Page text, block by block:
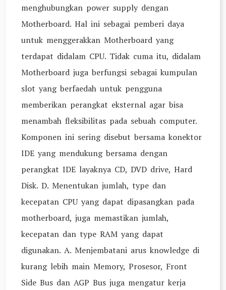
menghubungkan power supply dengan
Motherboard. Hal ini sebagai pemberi daya
untuk menggerakkan Motherboard yang
terdapat didalam CPU. Tidak cuma itu, didalam
Motherboard juga berfungsi sebagai kumpulan
slot yang berfaedah untuk pengguna
memberikan perangkat eksternal agar bisa
menambah fleksibilitas pada sebuah computer.
Komponen ini sering disebut bersama konektor
IDE yang mendukung bersama dengan
perangkat IDE layaknya CD, DVD drive, Hard
Disk. D. Menentukan jumlah, type dan
kecepatan CPU yang dapat dipasangkan pada
motherboard, juga memastikan jumlah,
kecepatan dan type RAM yang dapat
digunakan. A. Menjembatani arus knowledge di
kurang lebih main Memory, Prosesor, Front
Side Bus dan AGP Bus juga mengatur kerja